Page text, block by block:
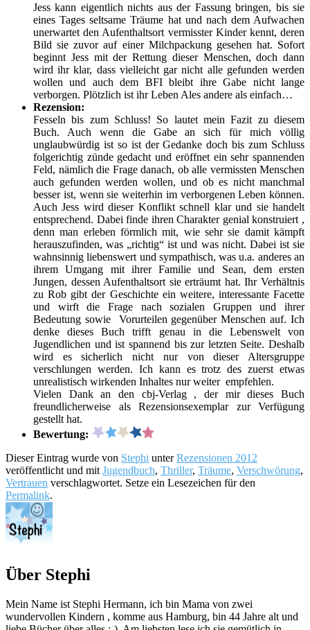
Jess kann eigentlich nichts aus der Fassung bringen, bis sie
eines Tages seltsame Träume hat und nach dem Aufwachen
unerwartet den Aufenthaltsort vermisster Kinder kennt, deren
Bild sie zuvor auf einer Milchpackung gesehen hat. Sofort
beginnt Jess mit der Rettung dieser Menschen, doch dann
wird ihr klar, dass vielleicht gar nicht alle gefunden werden
wollen und auch dem BFI bleibt ihre Gabe nicht lange
verborgen. Plötzlich ist ihr Leben Ales andere als einfach…
Rezension:
Fesseln bis zum Schluss! So lautet mein Fazit zu diesem
Buch. Auch wenn die Gabe an sich für mich völlig
unglaubwürdig ist so ist der Gedanke doch bis zum Schluss
folgerichtig zünde gedacht und eröffnet ein sehr spannenden
Feld, nämlich die Frage danach, ob alle vermissten Menschen
auch gefunden werden wollen, und ob es nicht manchmal
besser ist, wenn sie weiterhin im verborgenen Leben können.
Auch Jess wird dieser Konflikt schnell klar und sie handelt
entsprechend. Dabei finde ihren Charakter genial konstruiert ,
denn man erleben förmlich mit, wie sehr sie damit kämpft
herauszufinden, was „richtig“ ist und was nicht. Dabei ist sie
wahnsinnig liebenswert und sympathisch, was u.a. anderes an
ihrem Umgang mit ihrer Familie und Sean, dem ersten
Jungen, dessen Aufenthaltsort sie erträumt hat. Ihr Verhältnis
zu Rob gibt der Geschichte ein weitere, interessante Facette
und wirft die Frage nach sozialen Gruppen und ihrer
Bedeutung sowie Vorurteilen gegenüber Menschen auf. Ich
denke dieses Buch trifft genau in die Lebenswelt von
Jugendlichen und ist spannend bis zur letzten Seite. Deshalb
wird es sicherlich nicht nur von dieser Altersgruppe
verschlungen werden. Ich kann es trotz des zuerst etwas
unrealistisch wirkenden Inhaltes nur weiter empfehlen.
Vielen Dank an den cbj-Verlag , der mir dieses Buch
freundlicherweise als Rezensionsexemplar zur Verfügung
gestellt hat.
Bewertung:
Dieser Eintrag wurde von Stephi unterRezensionen 2012
veröffentlicht und mit Jugendbuch, Thriller, Träume, Verschwörung,
Vertrauen verschlagwortet. Setze ein Lesezeichen für den
Permalink.
Über Stephi
Mein Name ist Stephi Hermann, ich bin Mama von zwei
wundervollen Kindern , komme aus Hamburg, bin 44 Jahre alt und